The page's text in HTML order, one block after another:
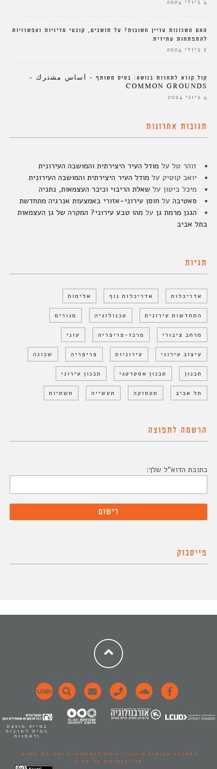
4 ביולי 2024
האם השכונות עדיין חשובות? על תושבים, קובעי מדיניות ואפשרויות
להתפתחות עתידית
2 ביולי 2024
קול קורא לתחרות בנושא: בסיס משותף – أساس مشترك –
COMMON GROUNDS
4 ביוני 2024
תגובות אחרונות
זוהר טל על מודל העיר היצירתית והמושבה העירונית
יואב קוטיק על מודל העיר היצירתית והמושבה העירונית
מיכל ביטון על שאלת הריבוי וכיכר העצמאות, נתניה
סאטיבה על חוסן עירוני-אזורי באמצעות אנרגיה מתחדשת
הגנן מרמת גן על מהו טבע עירוני? המקרה של גן העצמאות
בתל אביב
תגיות
אדריכלות אדריכלות נוף אלימות
התחדשות עירונית טכנולוגיה מגורים
מרחב ציבורי מרכז-פריפריה עוני
עיצוב עירוני עירוניות פריפריה שכונה
תכנון תכנון אסטרטגי תכנון עירוני
תל אביב תעסוקה תעשייה תשתיות
הרשמה לתפוצה
כתובת הדוא"ל שלך:
פייסבוק
בסיוע מועצת
הפיס לתרבות
ולאמנות
המעבדה לעיצוב עירוני,
החוג לגאוגרפיה וסביבת האדם.
אוניברסיטת תל אביב